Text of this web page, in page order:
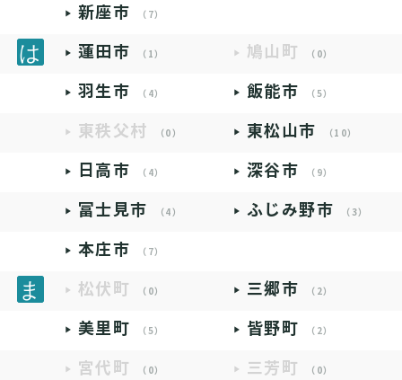
新座市 （7）
蓮田市 （1） 鳩山町 （0）
羽生市 （4） 飯能市 （5）
東秩父村 （0） 東松山市 （10）
日高市 （4） 深谷市 （9）
富士見市 （4） ふじみ野市 （3）
本庄市 （7）
松伏町 （0） 三郷市 （2）
美里町 （5） 皆野町 （2）
宮代町 （0） 三芳町 （0）